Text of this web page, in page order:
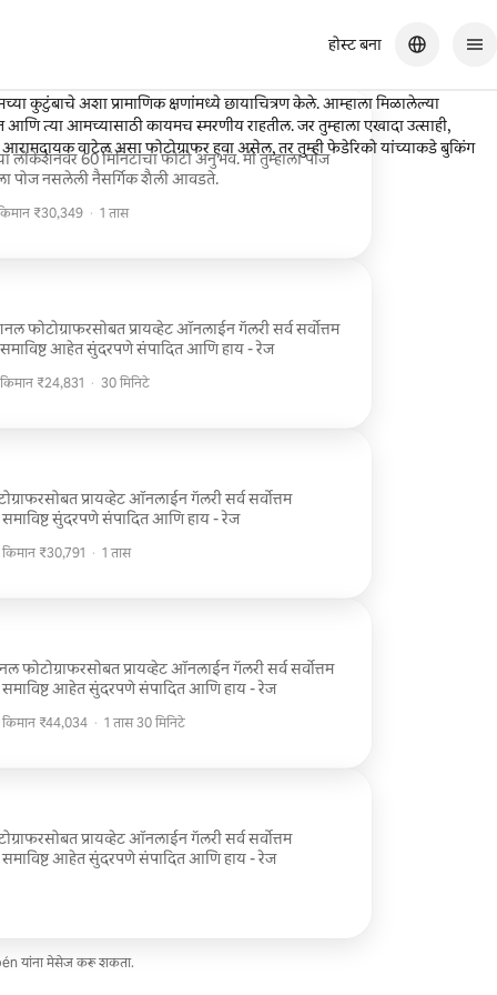
होस्ट बना
लोकेशनवर 60 मिनिटांचा फोटो अनुभव. मी तुम्हाला पोज
पोज नसलेली नैसर्गिक शैली आवडते.
₹30,349 · 1 तास
ऑनलाईन गॅलरी सर्व सर्वोत्तम
समाविष्ट आहेत सुंदरपणे संपादित आणि हाय - रेज
₹24,831 · 30 मिनिटे
गॅलरी सर्व सर्वोत्तम
समाविष्ट सुंदरपणे संपादित आणि हाय - रेज
₹30,791 · 1 तास
ऑनलाईन गॅलरी सर्व सर्वोत्तम
समाविष्ट आहेत सुंदरपणे संपादित आणि हाय - रेज
₹44,034 · 1 तास 30 मिनिटे
गॅलरी सर्व सर्वोत्तम
समाविष्ट आहेत सुंदरपणे संपादित आणि हाय - रेज
यांना मेसेज करू शकता.
कुटुंबाचे अशा प्रामाणिक क्षणांमध्ये छायाचित्रण केले. आम्हाला मिळालेल्या
कायमच स्मरणीय राहतील. जर तुम्हाला एखादा उत्साही,
वाटेल असा फोटोग्राफर हवा असेल, तर तुम्ही फेडेरिको यांच्याकडे बुकिंग